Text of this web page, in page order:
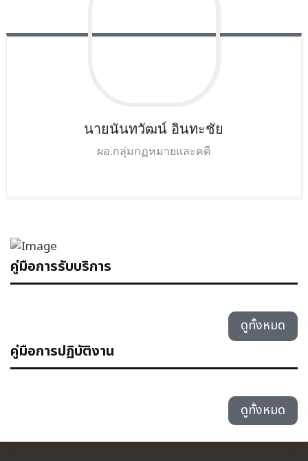
นายนันทวัฒน์ อินทะชัย
ผอ.กลุ่มกฏหมายและคดี
คู่มือการปฏิบัติงาน
ดูทั้งหมด
คู่มือการรับบริการ
ดูทั้งหมด